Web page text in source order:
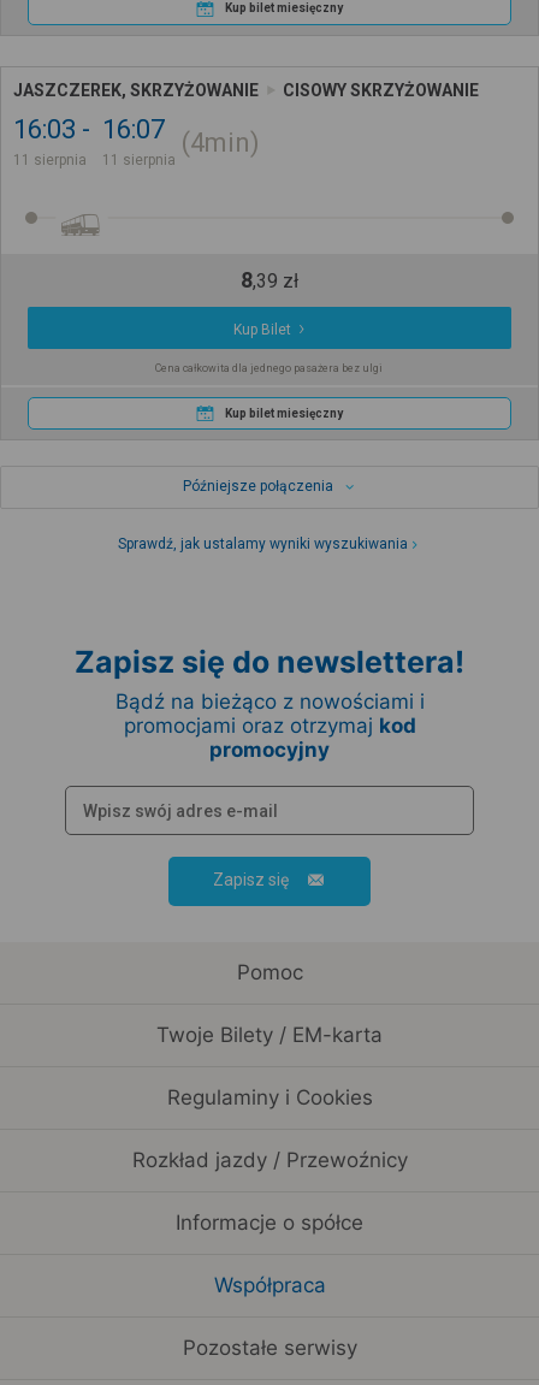
Kup bilet miesięczny
JASZCZEREK, SKRZYŻOWANIE CISOWY SKRZYŻOWANIE
16:03
11 sierpnia
16:07
11 sierpnia
4min
8,39 zł
Kup Bilet
Cena całkowita dla jednego pasażera bez ulgi
Kup bilet miesięczny
Późniejsze połączenia
Sprawdź, jak ustalamy wyniki wyszukiwania
Zapisz się do newslettera!
Bądź na bieżąco z nowościami i
promocjami oraz otrzymaj kod
promocyjny
Zapisz się
Pomoc
Twoje Bilety / EM-karta
Regulaminy i Cookies
Rozkład jazdy / Przewoźnicy
Informacje o spółce
Współpraca
Pozostałe serwisy